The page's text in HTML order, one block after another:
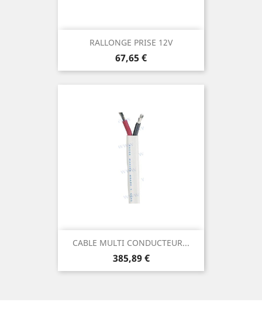
RALLONGE PRISE 12V
Prix
67,65 €
CABLE MULTI CONDUCTEUR...
Prix
385,89 €